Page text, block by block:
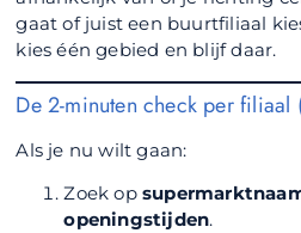
gaat of juist een buurtfiliaal
kies één gebied en blijf daar.
De 2-minuten check per filiaal
Als je nu wilt gaan:
Zoek op
openingstijden.